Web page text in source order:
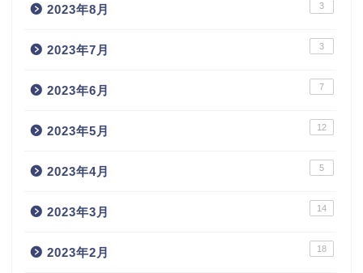
2023年8月 3
2023年7月 3
2023年6月 7
2023年5月 12
2023年4月 5
2023年3月 14
2023年2月 18